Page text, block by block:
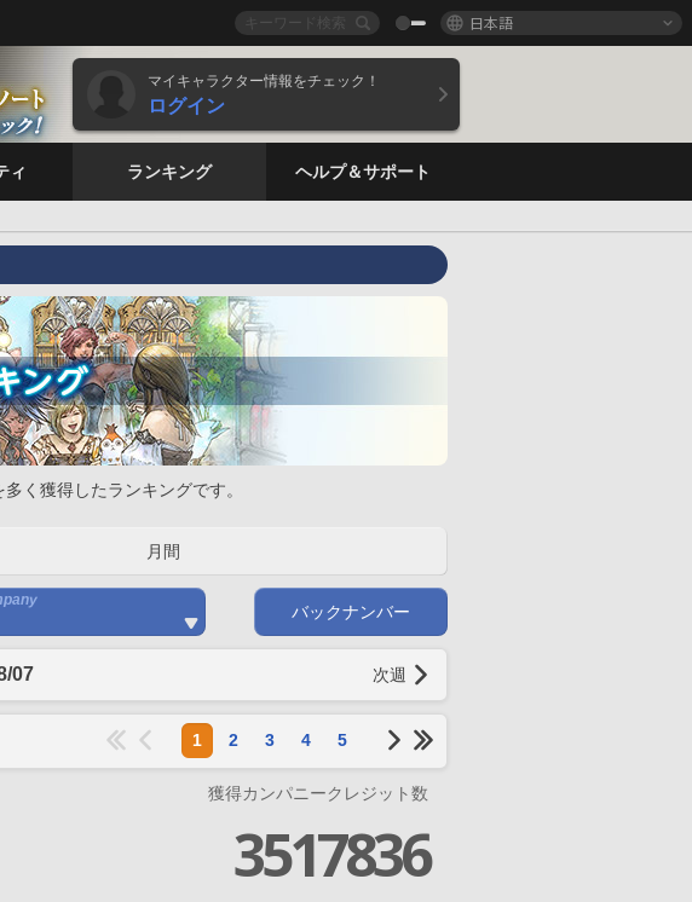
日本語
マイキャラクター情報をチェック！
ログイン
ィ ランキング ヘルプ＆サポート
く獲得したランキングです。
月間
バックナンバー
07 次週
1 2 3 4 5
獲得カンパニークレジット数
3517836